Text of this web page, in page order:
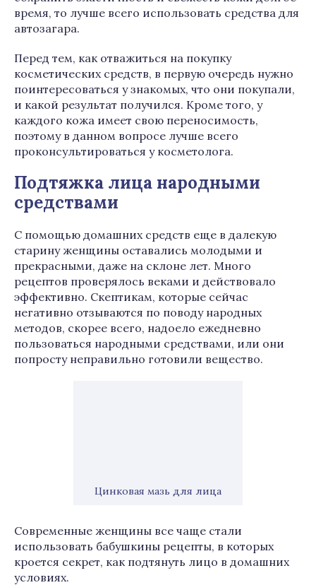
время, то лучше всего использовать средства для
автозагара.
Перед тем, как отважиться на покупку
косметических средств, в первую очередь нужно
поинтересоваться у знакомых, что они покупали,
и какой результат получился. Кроме того, у
каждого кожа имеет свою переносимость,
поэтому в данном вопросе лучше всего
проконсультироваться у косметолога.
Подтяжка лица народными
средствами
С помощью домашних средств еще в далекую
старину женщины оставались молодыми и
прекрасными, даже на склоне лет. Много
рецептов проверялось веками и действовало
эффективно. Скептикам, которые сейчас
негативно отзываются по поводу народных
методов, скорее всего, надоело ежедневно
пользоваться народными средствами, или они
попросту неправильно готовили вещество.
Цинковая мазь для лица
Современные женщины все чаще стали
использовать бабушкины рецепты, в которых
кроется секрет, как подтянуть лицо в домашних
условиях.